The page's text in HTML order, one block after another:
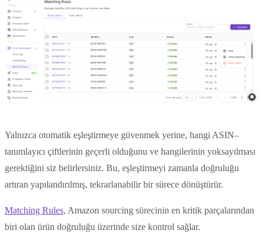
Yalnızca otomatik eşleştirmeye güvenmek yerine, hangi ASIN–
tanımlayıcı çiftlerinin geçerli olduğunu ve hangilerinin yoksayılması
gerektiğini siz belirlersiniz. Bu, eşleştirmeyi zamanla doğruluğu
artıran yapılandırılmış, tekrarlanabilir bir sürece dönüştürür.
Matching Rules, Amazon sourcing sürecinin en kritik parçalarından
biri olan ürün doğruluğu üzerinde size kontrol sağlar.